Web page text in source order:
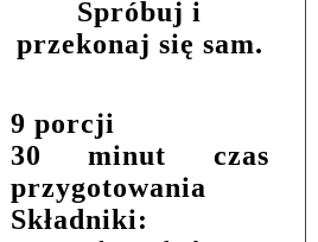
Spróbuj i
przekonaj się sam.
9 porcji
30 minut czas
przygotowania
Składniki: